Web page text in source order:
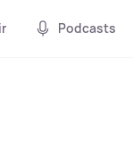
Podcasts